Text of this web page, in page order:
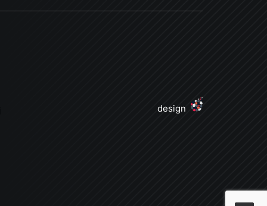
design